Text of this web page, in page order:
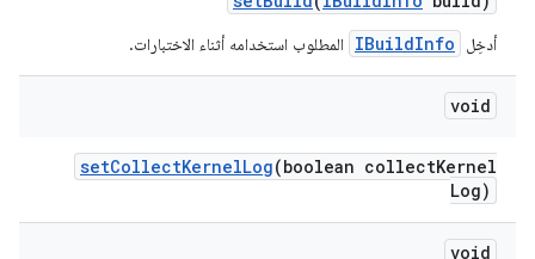
أدخِل IBuildInfo المطلوب استخدامه أثناء الاختبارات.
void
setCollectKernelLog(boolean collectKernel
Log)
void